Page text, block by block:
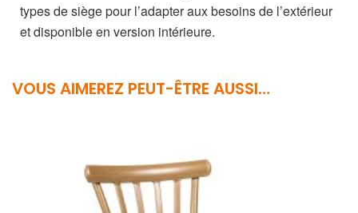
types de siège pour l’adapter aux besoins de l’extérieur
et disponible en version intérieure.
VOUS AIMEREZ PEUT-ÊTRE AUSSI…